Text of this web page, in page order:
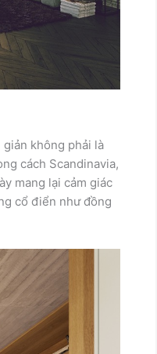
không phải là
cách Scandinavia,
mang lại cảm giác
cổ điển như đồng